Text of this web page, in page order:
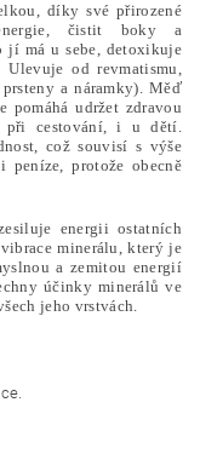
díky své přirozené
čistit boky a
jí má u sebe, detoxikuje
od revmatismu,
a náramky). Měď
pomáhá udržet zdravou
při cestování, i u dětí.
což souvisí s výše
peníze, protože obecně
energii ostatních
minerálu, který je
a zemitou energií
účinky minerálů ve
jeho vrstvách.